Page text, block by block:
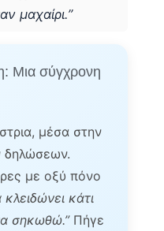
μαχαίρι.”
Μια σύγχρονη
μέσα στην
δηλώσεων.
με οξύ πόνο
κάτι
σηκωθώ.”Πήγε